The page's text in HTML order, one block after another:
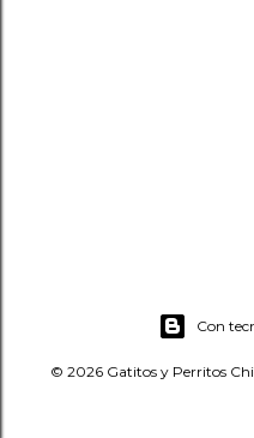
Con
© 2026 Gatitos y Perritos